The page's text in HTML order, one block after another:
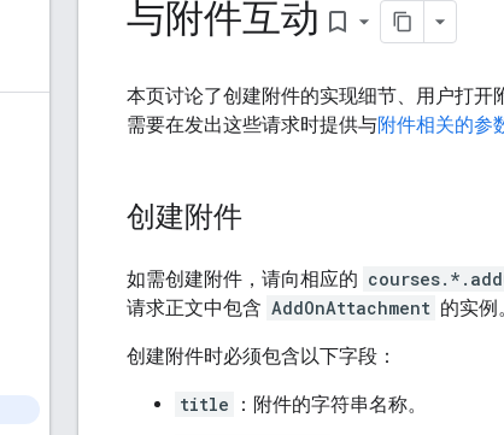
与附件互动 bookmark_border
本页讨论了创建附件的实现细节、用户打
需要在发出这些请求时提供与附件相关的参
创建附件
如需创建附件，请向相应的
请求正文中包含 AddOnAttachment 的实例
创建附件时必须包含以下字段：
title
：附件的字符串名称。